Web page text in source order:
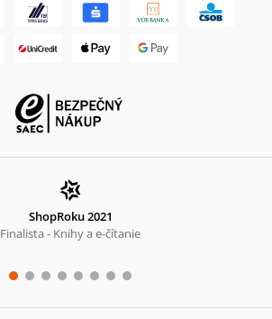
ShopRoku 2021
Finalista - Knihy a e-čítanie